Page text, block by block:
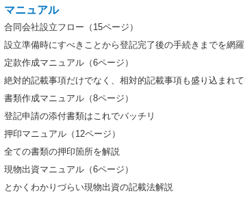
マニュアル
合同会社設立フロー（15ページ）
設立準備時にすべきことから登記完了後の手続きまでを網羅
定款作成マニュアル（6ページ）
絶対的記載事項だけでなく、相対的記載事項も盛り込まれ
書類作成マニュアル（8ページ）
登記申請の添付書類はこれでバッチリ
押印マニュアル（12ページ）
全ての書類の押印箇所を解説
現物出資マニュアル（6ページ）
とかくわかりづらい現物出資の記載法解説